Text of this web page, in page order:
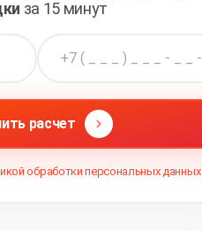
за 15 минут
расчет
обработки персональных данных